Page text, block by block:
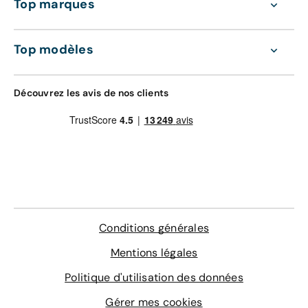
Entretien de votre véhicule
Extension de garantie pièces et main
d'oeuvre valable dans le réseau constructeur
Assistance 0km, 24h/24 et 7j/7 (dépannage,
remorquage et véhicule de prêt)
Contrôle technique
GRAVAGE + TAPIS
4 sur-tapis sur mesure
Top marques
Top modèles
Découvrez les avis de nos clients
Conditions générales
Mentions légales
Politique d'utilisation des données
Gérer mes cookies